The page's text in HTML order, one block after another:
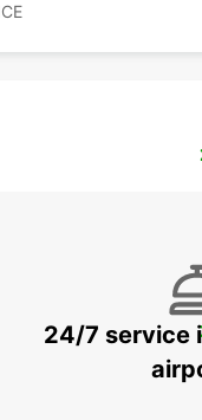
24/7 service